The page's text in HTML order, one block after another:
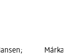
Márka: